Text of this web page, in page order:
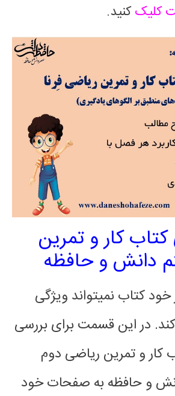
کلیککنید.
کار و تمرین
دانش و حافظه
کتاب نمیتواند ویژگی
در این قسمت برای بررسی
کار و تمرین ریاضی دوم
و حافظه به صفحات خود